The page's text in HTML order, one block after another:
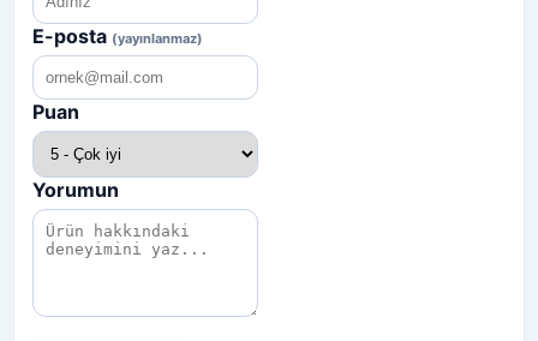
E-posta (yayınlanmaz)
Puan
Yorumun